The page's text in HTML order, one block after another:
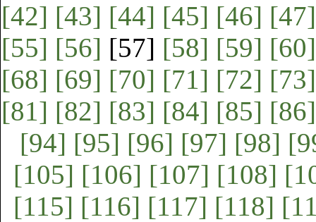
[42] [43] [44] [45] [46] [47]
[55] [56] [57] [58] [59] [60]
[68] [69] [70] [71] [72] [73]
[81] [82] [83] [84] [85] [86]
[94] [95] [96] [97] [98]
[105] [106] [107] [108]
[115] [116] [117] [118]